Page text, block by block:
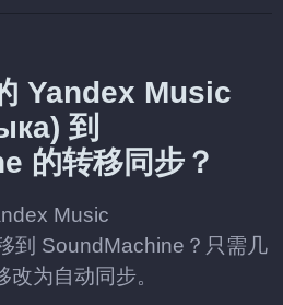
Yandex Music
到
的转移同步？
Music
到 SoundMachine？只需几
为自动同步。